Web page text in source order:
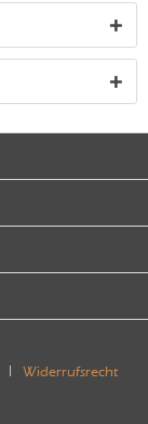
Widerrufsrecht